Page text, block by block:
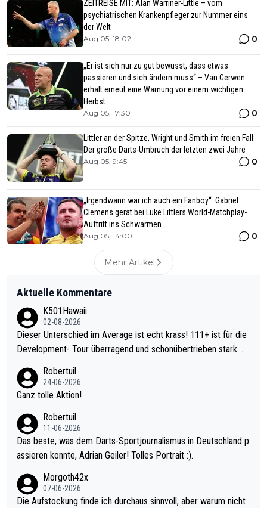
ZEITREISE MIT: Alan Warriner-Little – vom
psychiatrischen Krankenpfleger zur Nummer eins
der Welt
Aug 05, 18:02 0
„Er ist sich nur zu gut bewusst, dass etwas
passieren und sich ändern muss“ – Van Gerwen
erhält erneut eine Warnung vor einem wichtigen
Herbst
Aug 05, 17:30 0
Littler an der Spitze, Wright und Smith im freien Fall:
Der große Darts-Umbruch der letzten zwei Jahre
Aug 05, 9:45 0
„Irgendwann war ich auch ein Fanboy“: Gabriel
Clemens gerät bei Luke Littlers World-Matchplay-
Auftritt ins Schwärmen
Aug 05, 14:00 0
Mehr Artikel
Aktuelle Kommentare
K501Hawaii
02-08-2026
Dieser Unterschied im Average ist echt krass! 111+ ist für die
Development- Tour überragend und schonübertrieben stark. U
mal 40+ erst recht. Da gewinnst keinen Blumentopf - ist ja noc
h krasser wie ein Pokalspiel eines Kreisligisten vs einem Bund
Robertuil
24-06-2026
Ganz tolle Aktion!
Robertuil
11-06-2026
Das beste, was dem Darts-Sportjournalismus in Deutschland p
assieren konnte, Adrian Geiler! Tolles Portrait :).
Morgoth42x
07-06-2026
Die Aufstockung finde ich durchaus sinnvoll, aber warum nicht